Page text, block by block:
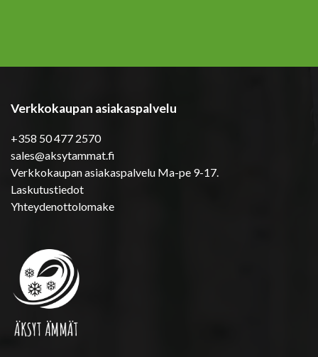
Verkkokaupan asiakaspalvelu
+358 50 477 2570
sales@aksytammat.fi
Verkkokaupan asiakaspalvelu Ma-pe 9-17.
Laskutustiedot
Yhteydenottolomake